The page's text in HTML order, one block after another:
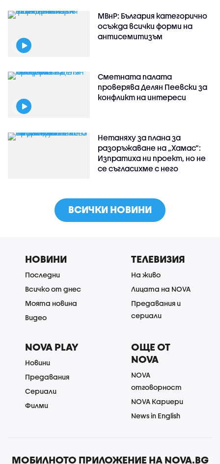
МВнР: България категорично
осъжда всички форми на
антисемитизъм
Сметната палата
проверява Делян Пеевски за
конфликт на интереси
Нетаняху за плана за
разоръжаване на „Хамас“:
Изпратиха ни проект, но не
се съгласихме с него
ВСИЧКИ НОВИНИ
НОВИНИ
Последни
Всичко от днес
Моята новина
Видео
ТЕЛЕВИЗИЯ
На живо
Лицата на NOVA
Предавания и
сериали
NOVA PLAY
Новини
Предавания
Сериали
Филми
ОЩЕ ОТ
NOVA
NOVA
отговорност
NOVA Кариери
News in English
МОБИЛНОТО ПРИЛОЖЕНИЕ НА NOVA.BG